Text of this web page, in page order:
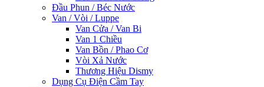
Đầu Phun / Béc Nước
Van / Vòi / Luppe
Van Cửa / Van Bi
Van 1 Chiều
Van Bồn / Phao Cơ
Vòi Xả Nước
Thương Hiệu Dismy
Dụng Cụ Điện Cầm Tay